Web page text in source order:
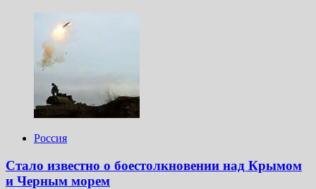
Россия
Стало известно о боестолкновении над Крымом
и Черным морем